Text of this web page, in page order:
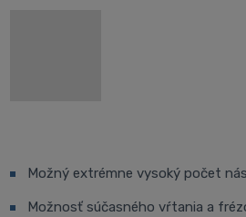
Možný extrémne vysoký počet
Možnosť súčasného vŕtania a